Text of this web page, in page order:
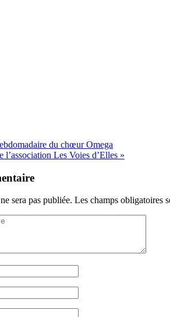
du chœur Omega
l’association Les Voies d’Elles »
sera pas publiée. Les champs obligatoires